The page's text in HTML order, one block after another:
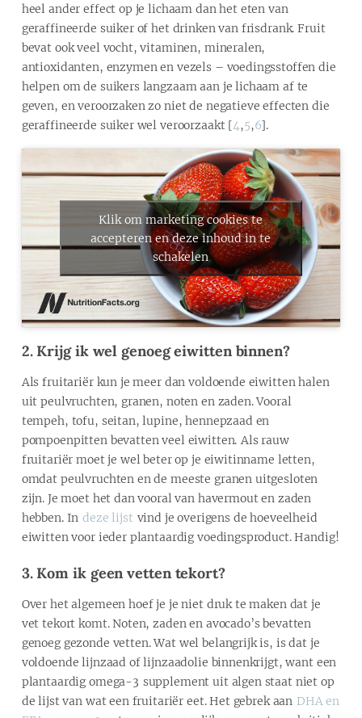
heel ander effect op je lichaam dan het eten van
geraffineerde suiker of het drinken van frisdrank. Fruit
bevat ook veel vocht, vitaminen, mineralen,
antioxidanten, enzymen en vezels – voedingsstoffen die
helpen om de suikers langzaam aan je lichaam af te
geven, en veroorzaken zo niet de negatieve effecten die
geraffineerde suiker wel veroorzaakt [4,5,6].
Klik om marketing cookies te
accepteren en deze inhoud in te
schakelen
2. Krijg ik wel genoeg eiwitten binnen?
Als fruitariër kun je meer dan voldoende eiwitten halen
uit peulvruchten, granen, noten en zaden. Vooral
tempeh, tofu, seitan, lupine, hennepzaad en
pompoenpitten bevatten veel eiwitten. Als rauw
fruitariër moet je wel beter op je eiwitinname letten,
omdat peulvruchten en de meeste granen uitgesloten
zijn. Je moet het dan vooral van havermout en zaden
hebben. Indeze lijst vind je overigens de hoeveelheid
eiwitten voor ieder plantaardig voedingsproduct. Handig!
3. Kom ik geen vetten tekort?
Over het algemeen hoef je je niet druk te maken dat je
vet tekort komt. Noten, zaden en avocado’s bevatten
genoeg gezonde vetten. Wat wel belangrijk is, is dat je
voldoende lijnzaad of lijnzaadolie binnenkrijgt, want een
plantaardig omega-3 supplement uit algen staat niet op
de lijst van wat een fruitariër eet. Het gebrek aan DHA en